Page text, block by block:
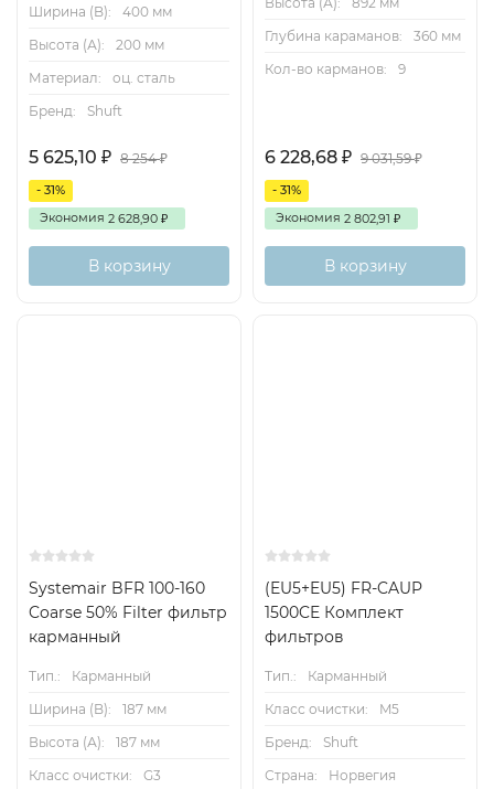
Ширина (B):
400 мм
Высота (А):
200 мм
Материал:
оц. сталь
Бренд:
Shuft
5 625,10 ₽ 8 254₽
- 31%
Экономия 2 628,90 ₽
В корзину
Глубина караманов:
360 мм
Кол-во карманов:
9
6 228,68 ₽ 9 031,59₽
- 31%
Экономия 2 802,91 ₽
В корзину
Systemair BFR 100-160
Coarse 50% Filter фильтр
карманный
Тип.:
Карманный
Ширина (B):
187 мм
Высота (А):
187 мм
Класс очистки:
G3
(EU5+EU5) FR-CAUP
1500CE Комплект
фильтров
Тип.:
Карманный
Класс очистки:
M5
Бренд:
Shuft
Страна:
Норвегия